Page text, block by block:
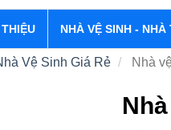
NHÀ VỆ SINH -
Vệ Sinh Giá Rẻ Nhà